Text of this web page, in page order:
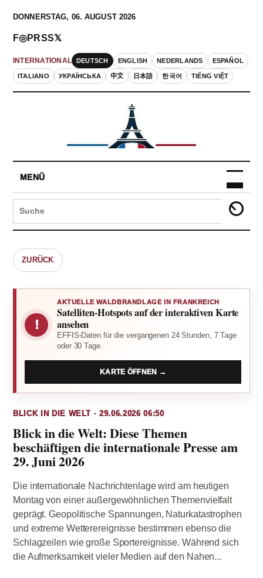
DONNERSTAG, 06. AUGUST 2026
INTERNATIONAL DEUTSCH ENGLISH NEDERLANDS ESPAÑOL
ITALIANO УКРАЇНСЬКА 中文 日本語 한국어 TIẾNG VIỆT
F◎PRSS𝕏
MENÜ
ZURÜCK
!
AKTUELLE WALDBRANDLAGE IN FRANKREICH
Satelliten-Hotspots auf der interaktiven Karte
ansehen
EFFIS-Daten für die vergangenen 24 Stunden, 7 Tage
oder 30 Tage.
KARTE ÖFFNEN →
BLICK IN DIE WELT · 29.06.2026 06:50
Blick in die Welt: Diese Themen
beschäftigen die internationale Presse am
29. Juni 2026
Die internationale Nachrichtenlage wird am heutigen
Montag von einer außergewöhnlichen Themenvielfalt
geprägt. Geopolitische Spannungen, Naturkatastrophen
und extreme Wetterereignisse bestimmen ebenso die
Schlagzeilen wie große Sportereignisse. Während sich
die Aufmerksamkeit vieler Medien auf den Nahen...